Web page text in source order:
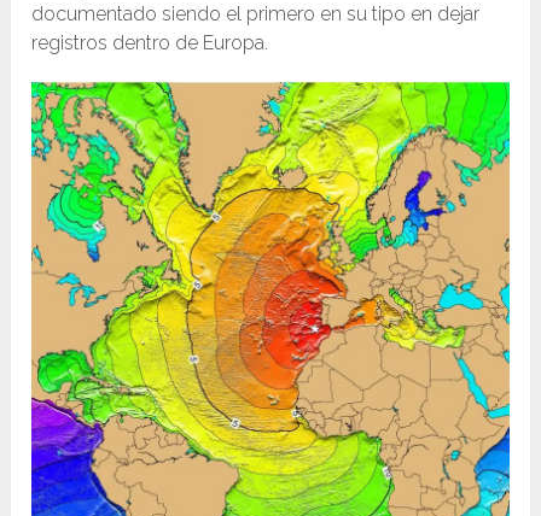
documentado siendo el primero en su tipo en dejar
registros dentro de Europa.